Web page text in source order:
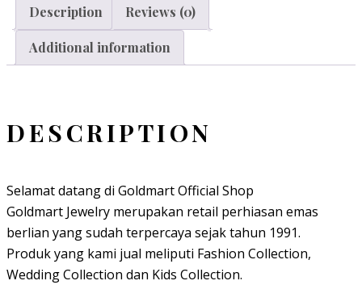
Description Reviews (0)
Additional information
DESCRIPTION
Selamat datang di Goldmart Official Shop
Goldmart Jewelry merupakan retail perhiasan emas
berlian yang sudah terpercaya sejak tahun 1991.
Produk yang kami jual meliputi Fashion Collection,
Wedding Collection dan Kids Collection.